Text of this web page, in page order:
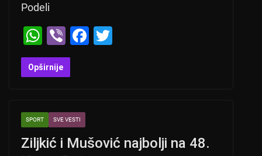
Podeli
W
h
at
A
p
p
Vi
b
er
F
o
Opširnije
SPORT SVE VESTI
Ziljkić i Mušović najbolji na 48.